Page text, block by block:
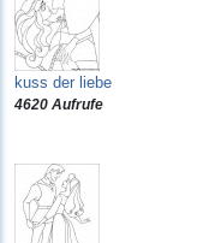
kuss der liebe
4620 Aufrufe